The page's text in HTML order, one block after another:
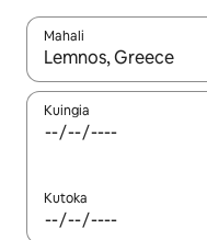
Mahali
Wakati matokeo
Kuingia
Kutoka